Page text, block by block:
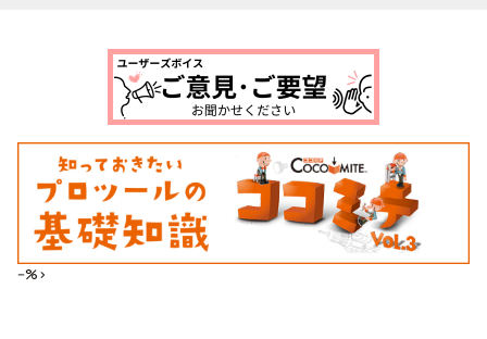
--%>